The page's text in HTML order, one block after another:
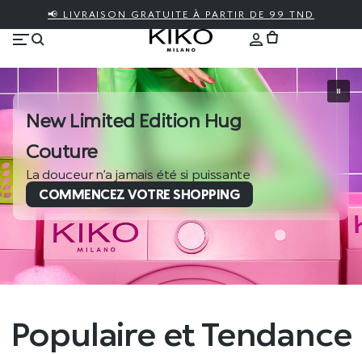
📢 LIVRAISON GRATUITE À PARTIR DE 99 TND
New Limited Edition Hug
Couture
La douceur n’a jamais été si puissante
COMMENCEZ VOTRE SHOPPING
Populaire et Tendance